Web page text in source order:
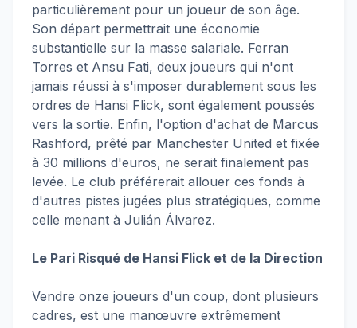
particulièrement pour un joueur de son âge.
Son départ permettrait une économie
substantielle sur la masse salariale. Ferran
Torres et Ansu Fati, deux joueurs qui n'ont
jamais réussi à s'imposer durablement sous les
ordres de Hansi Flick, sont également poussés
vers la sortie. Enfin, l'option d'achat de Marcus
Rashford, prêté par Manchester United et fixée
à 30 millions d'euros, ne serait finalement pas
levée. Le club préférerait allouer ces fonds à
d'autres pistes jugées plus stratégiques, comme
celle menant à Julián Álvarez.
Le Pari Risqué de Hansi Flick et de la Direction
Vendre onze joueurs d'un coup, dont plusieurs
cadres, est une manœuvre extrêmement